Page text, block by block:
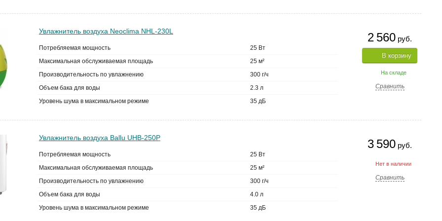
2 560 руб.
В корзину
На складе
Сравнить
Увлажнитель воздуха Neoclima NHL-230L
Потребляемая мощность
25 Вт
Максимальная обслуживаемая площадь
25 м²
Производительность по увлажнению
300 г/ч
Объем бака для воды
2.3 л
Уровень шума в максимальном режиме
35 дБ
3 590 руб.
Нет в наличии
Сравнить
Увлажнитель воздуха Ballu UHB-250P
Потребляемая мощность
25 Вт
Максимальная обслуживаемая площадь
25 м²
Производительность по увлажнению
300 г/ч
Объем бака для воды
4.0 л
Уровень шума в максимальном режиме
35 дБ